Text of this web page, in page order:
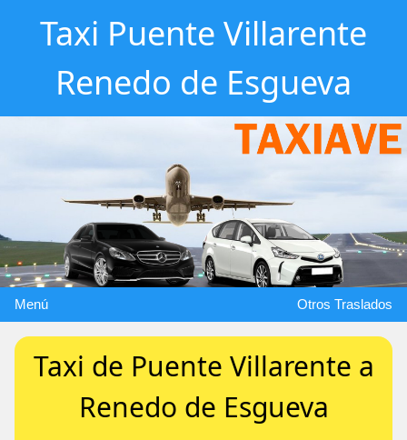
Taxi Puente Villarente
Renedo de Esgueva
Menú Otros Traslados
Taxi de Puente Villarente a
Renedo de Esgueva